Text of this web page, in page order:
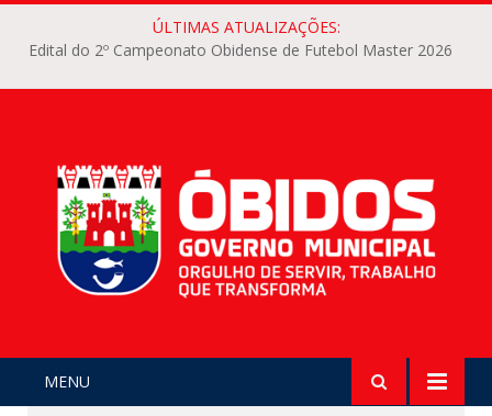
ÚLTIMAS ATUALIZAÇÕES:
Edital do 2º Campeonato Obidense de Futebol Master 2026
MENU